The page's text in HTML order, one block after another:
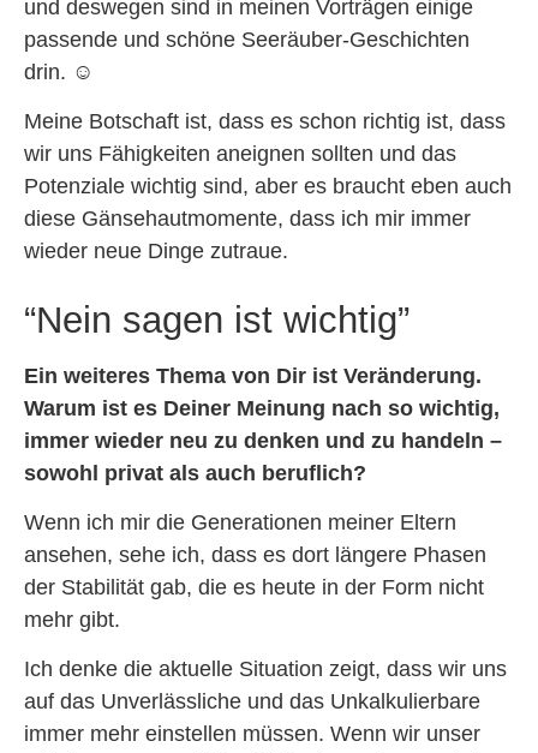
und deswegen sind in meinen Vorträgen einige
passende und schöne Seeräuber-Geschichten
drin. ☺
Meine Botschaft ist, dass es schon richtig ist, dass
wir uns Fähigkeiten aneignen sollten und das
Potenziale wichtig sind, aber es braucht eben auch
diese Gänsehautmomente, dass ich mir immer
wieder neue Dinge zutraue.
“Nein sagen ist wichtig”
Ein weiteres Thema von Dir ist Veränderung.
Warum ist es Deiner Meinung nach so wichtig,
immer wieder neu zu denken und zu handeln –
sowohl privat als auch beruflich?
Wenn ich mir die Generationen meiner Eltern
ansehen, sehe ich, dass es dort längere Phasen
der Stabilität gab, die es heute in der Form nicht
mehr gibt.
Ich denke die aktuelle Situation zeigt, dass wir uns
auf das Unverlässliche und das Unkalkulierbare
immer mehr einstellen müssen. Wenn wir unser